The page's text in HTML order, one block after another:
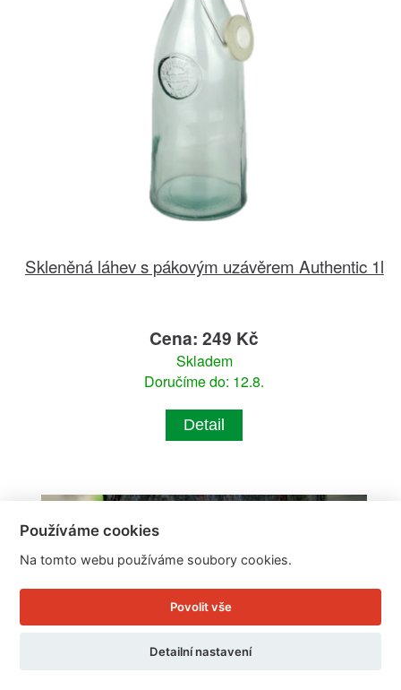
Skleněná láhev s pákovým uzávěrem Authentic 1l
Cena: 249 Kč
Skladem
Doručíme do: 12.8.
Detail
Používáme cookies
Na tomto webu používáme soubory cookies.
Povolit vše
Detailní nastavení